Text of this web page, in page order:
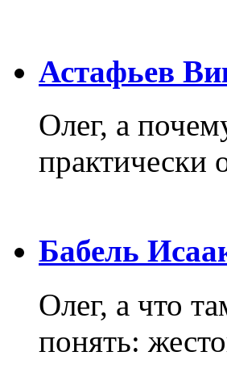
Астафьев
Олег, а
практически
Бабель
Олег, а что
понять: